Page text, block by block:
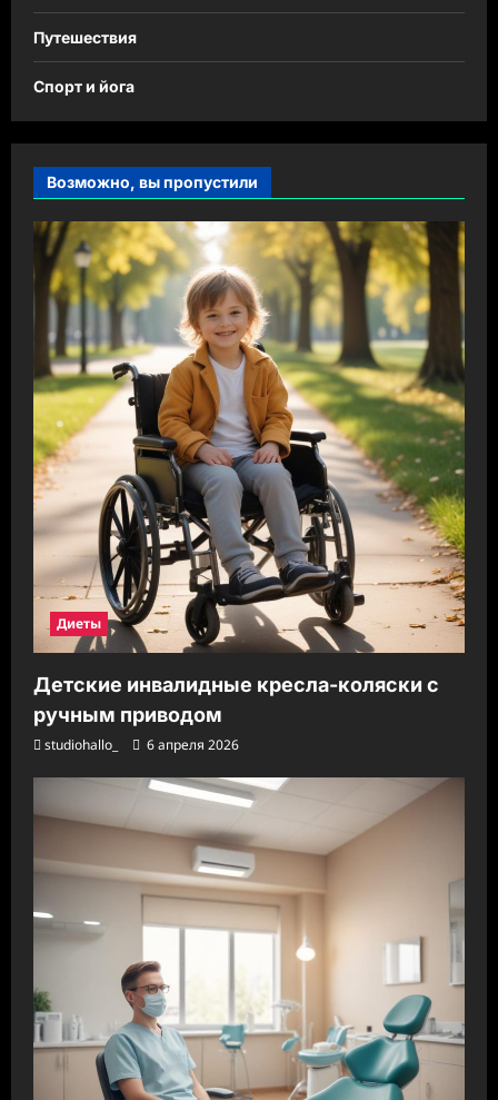
Путешествия
Спорт и йога
Возможно, вы пропустили
Диеты
Детские инвалидные кресла-коляски с
ручным приводом
studiohallo_ 6 апреля 2026